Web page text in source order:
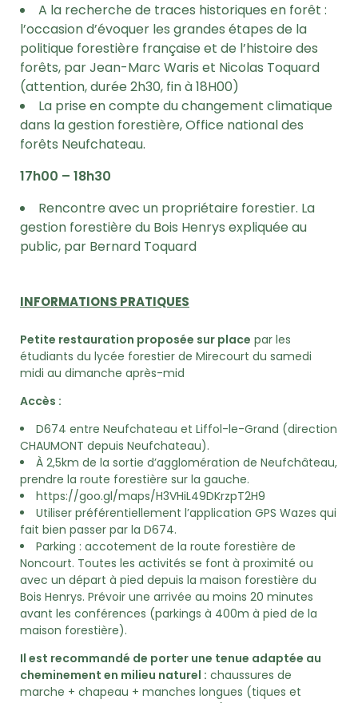
A la recherche de traces historiques en forêt :
l’occasion d’évoquer les grandes étapes de la
politique forestière française et de l’histoire des
forêts, par Jean-Marc Waris et Nicolas Toquard
(attention, durée 2h30, fin à 18H00)
La prise en compte du changement climatique
dans la gestion forestière, Office national des
forêts Neufchateau.
17h00 – 18h30
Rencontre avec un propriétaire forestier. La
gestion forestière du Bois Henrys expliquée au
public, par Bernard Toquard
INFORMATIONS PRATIQUES
Petite restauration proposée sur place par les
étudiants du lycée forestier de Mirecourt du samedi
midi au dimanche après-mid
Accès :
D674 entre Neufchateau et Liffol-le-Grand (direction
CHAUMONT depuis Neufchateau).
À 2,5km de la sortie d’agglomération de Neufchâteau,
prendre la route forestière sur la gauche.
https://goo.gl/maps/H3VHiL49DKrzpT2H9
Utiliser préférentiellement l’application GPS Wazes qui
fait bien passer par la D674.
Parking : accotement de la route forestière de
Noncourt. Toutes les activités se font à proximité ou
avec un départ à pied depuis la maison forestière du
Bois Henrys. Prévoir une arrivée au moins 20 minutes
avant les conférences (parkings à 400m à pied de la
maison forestière).
Il est recommandé de porter une tenue adaptée au
cheminement en milieu naturel : chaussures de
marche + chapeau + manches longues (tiques et